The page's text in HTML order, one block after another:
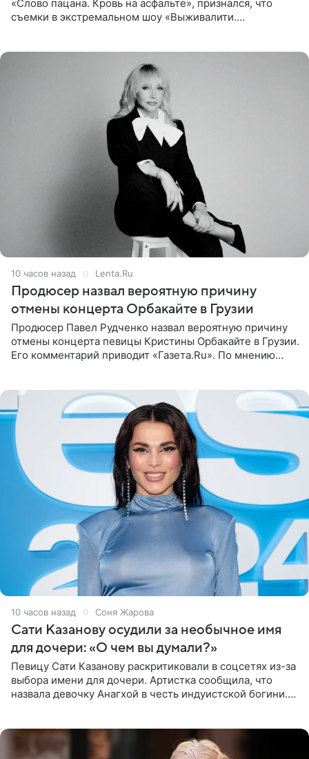
«Слово пацана. Кровь на асфальте», признался, что
съемки в экстремальном шоу «Выживалити.
10 часов назад Lenta.Ru
Продюсер назвал вероятную причину
отмены концерта Орбакайте в Грузии
Продюсер Павел Рудченко назвал вероятную причину
отмены концерта певицы Кристины Орбакайте в Грузии.
Его комментарий приводит «Газета.Ru». По мнению
10 часов назад Соня Жарова
Сати Казанову осудили за необычное имя
для дочери: «О чем вы думали?»
Певицу Сати Казанову раскритиковали в соцсетях из-за
выбора имени для дочери. Артистка сообщила, что
назвала девочку Анагхой в честь индуистской богини.